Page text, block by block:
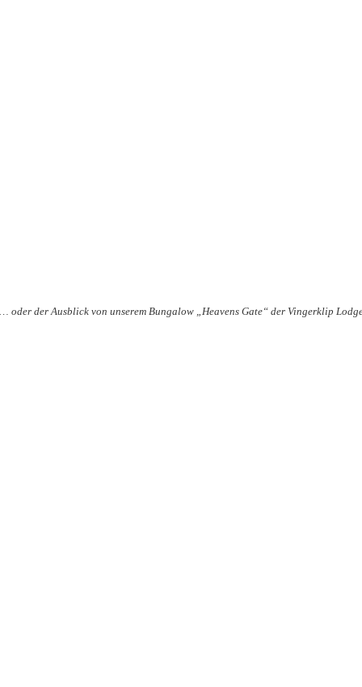
… oder der Ausblick von unserem Bungalow „Heavens Gate“ der Vingerklip